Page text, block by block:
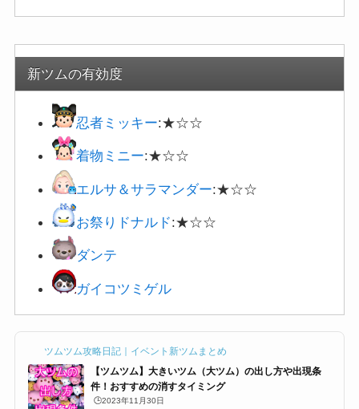
新ツムの有効度
忍者ミッキー:★☆☆
着物ミニー:★☆☆
エルサ＆サラマンダー:★☆☆
お祭りドナルド:★☆☆
ダンテ
ガイコツミゲル
ツムツム攻略日記｜イベント新ツムまとめ
【ツムツム】大きいツム（大ツム）の出し方や出現条
件！おすすめの消すタイミング
🕒️2023年11月30日